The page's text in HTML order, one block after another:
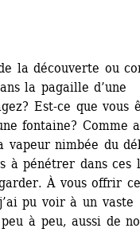
la découverte ou
la pagaille d’une
Est-ce que vous
fontaine? Comme
vapeur nimbée du
à pénétrer dans ces
À vous offrir
pu voir à un vaste
à peu, aussi de